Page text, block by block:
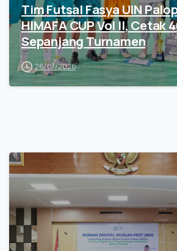
Tim Futsal Fasya UIN
HIMAFA CUP Vol II, Cetak
Sepanjang Turnamen
26/07/2026